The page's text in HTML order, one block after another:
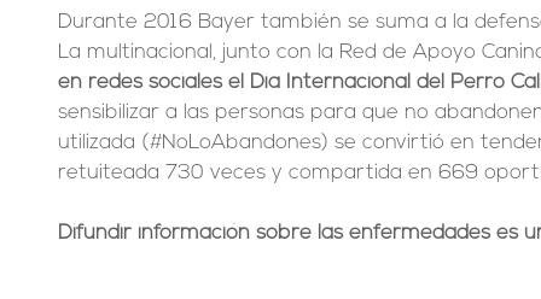
Durante 2016 Bayer también se suma a la
La multinacional, junto con la Red de Apoyo
en redes sociales el Día Internacional del Perro
sensibilizar a las personas para que no
utilizada (#NoLoAbandones) se convirtió en
retuiteada 730 veces y compartida en 669
Difundir información sobre las enfermedades es